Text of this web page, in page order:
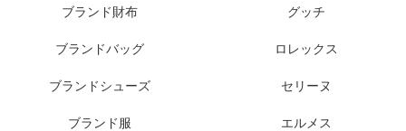
ブランド財布
ブランドバッグ
ブランドシューズ
ブランド服
グッチ
ロレックス
セリーヌ
エルメス